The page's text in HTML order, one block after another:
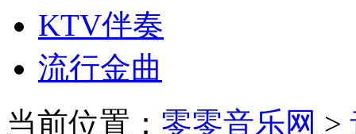
KTV伴奏
流行金曲
当前位置： 零零音乐网 >